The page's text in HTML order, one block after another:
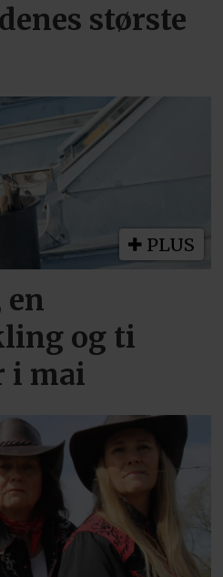
største
PLUS
en
og ti
i mai